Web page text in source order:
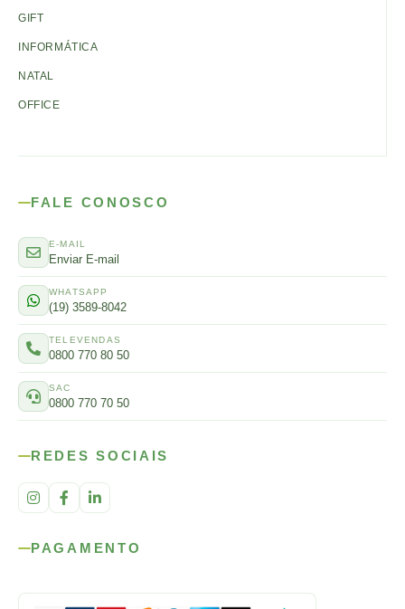
GIFT
INFORMÁTICA
NATAL
OFFICE
FALE CONOSCO
E-MAIL
Enviar E-mail
WHATSAPP
(19) 3589-8042
TELEVENDAS
0800 770 80 50
SAC
0800 770 70 50
REDES SOCIAIS
PAGAMENTO